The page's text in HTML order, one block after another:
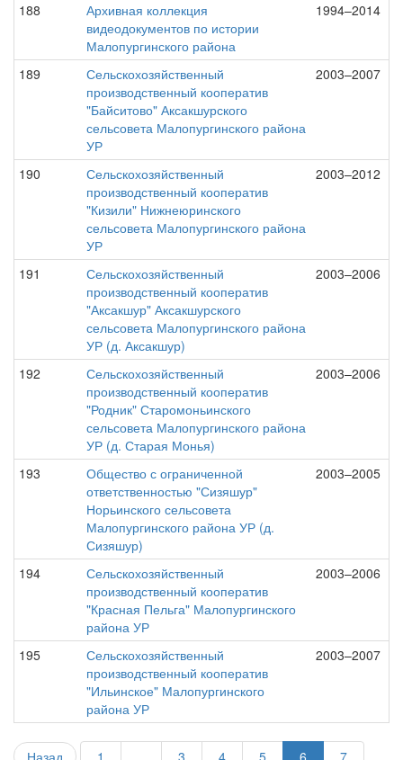
188
Архивная коллекция
видеодокументов по истории
Малопургинского района
1994–2014
189
Сельскохозяйственный
производственный кооператив
"Байситово" Аксакшурского
сельсовета Малопургинского района
УР
2003–2007
190
Сельскохозяйственный
производственный кооператив
"Кизили" Нижнеюринского
сельсовета Малопургинского района
УР
2003–2012
191
Сельскохозяйственный
производственный кооператив
"Аксакшур" Аксакшурского
сельсовета Малопургинского района
УР (д. Аксакшур)
2003–2006
192
Сельскохозяйственный
производственный кооператив
"Родник" Старомоньинского
сельсовета Малопургинского района
УР (д. Старая Монья)
2003–2006
193
Общество с ограниченной
ответственностью "Сизяшур"
Норьинского сельсовета
Малопургинского района УР (д.
Сизяшур)
2003–2005
194
Сельскохозяйственный
производственный кооператив
"Красная Пельга" Малопургинского
района УР
2003–2006
195
Сельскохозяйственный
производственный кооператив
"Ильинское" Малопургинского
района УР
2003–2007
Назад 1 3 4 5 6 7